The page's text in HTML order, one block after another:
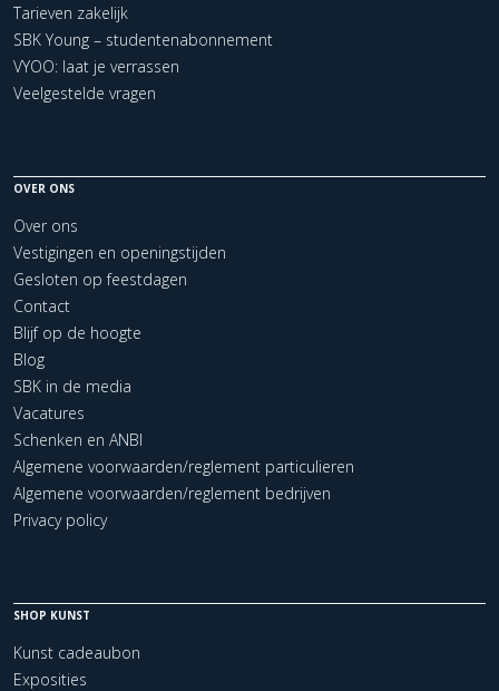
Tarieven zakelijk
SBK Young – studentenabonnement
VYOO: laat je verrassen
Veelgestelde vragen
OVER ONS
Over ons
Vestigingen en openingstijden
Gesloten op feestdagen
Contact
Blijf op de hoogte
Blog
SBK in de media
Vacatures
Schenken en ANBI
Algemene voorwaarden/reglement particulieren
Algemene voorwaarden/reglement bedrijven
Privacy policy
SHOP KUNST
Kunst cadeaubon
Exposities